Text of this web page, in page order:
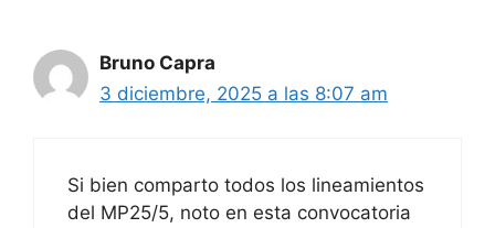
Bruno Capra
3 diciembre, 2025 a las 8:07 am
Si bien comparto todos los lineamientos
del MP25/5, noto en esta convocatoria